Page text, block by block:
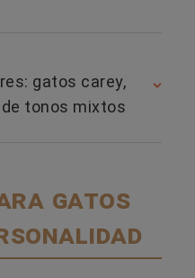
gatos carey,
tonos mixtos
gatos